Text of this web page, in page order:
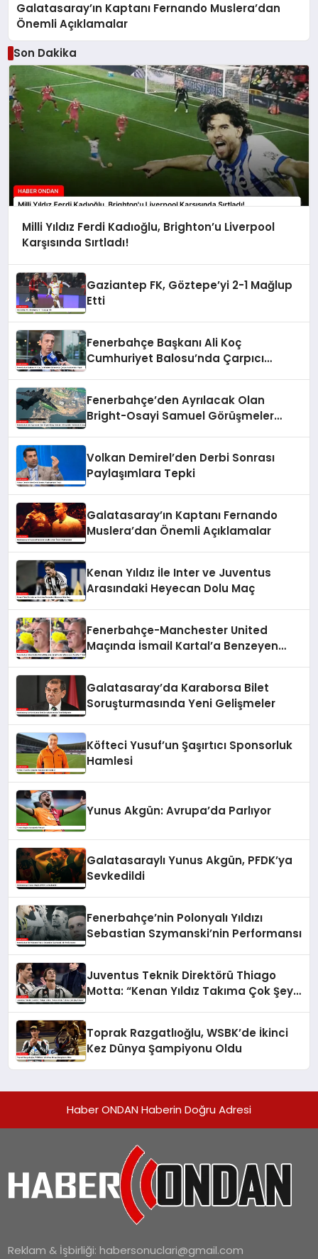
Galatasaray’ın Kaptanı Fernando Muslera’dan
Önemli Açıklamalar
Son Dakika
Milli Yıldız Ferdi Kadıoğlu, Brighton’u Liverpool
Karşısında Sırtladı!
Gaziantep FK, Göztepe’yi 2-1 Mağlup
Etti
Fenerbahçe Başkanı Ali Koç
Cumhuriyet Balosu’nda Çarpıcı
Fenerbahçe’den Ayrılacak Olan
Bright-Osayi Samuel Görüşmeler
Volkan Demirel’den Derbi Sonrası
Paylaşımlara Tepki
Galatasaray’ın Kaptanı Fernando
Muslera’dan Önemli Açıklamalar
Kenan Yıldız İle Inter ve Juventus
Arasındaki Heyecan Dolu Maç
Fenerbahçe-Manchester United
Maçında İsmail Kartal’a Benzeyen
Galatasaray’da Karaborsa Bilet
Soruşturmasında Yeni Gelişmeler
Köfteci Yusuf’un Şaşırtıcı Sponsorluk
Hamlesi
Yunus Akgün: Avrupa’da Parlıyor
Galatasaraylı Yunus Akgün, PFDK’ya
Sevkedildi
Fenerbahçe’nin Polonyalı Yıldızı
Sebastian Szymanski’nin Performansı
Juventus Teknik Direktörü Thiago
Motta: “Kenan Yıldız Takıma Çok Şey
Toprak Razgatlıoğlu, WSBK’de İkinci
Kez Dünya Şampiyonu Oldu
Haber ONDAN Haberin Doğru Adresi
Reklam & İşbirliği:habersonuclari@gmail.com